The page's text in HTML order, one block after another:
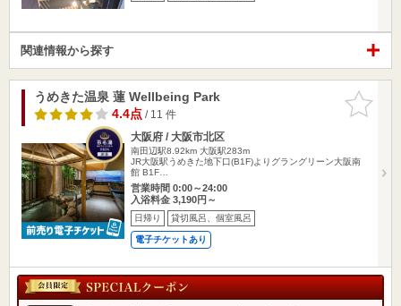
関連情報から探す
お気に入
りに追加
うめきた温泉 蓮 Wellbeing Park
4.4点/ 11 件
大阪府 / 大阪市北区
南田辺駅8.92km 大阪駅283m
JR大阪駅うめきた地下口(B1F)よりグラングリーン大阪南
館 B1F…
営業時間 0:00～24:00
入浴料金 3,190円～
日帰り 貸切風呂、個室風呂
電子チケットあり